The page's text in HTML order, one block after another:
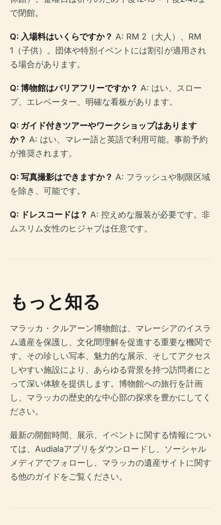
で閉館。
Q: 入場料はいくらですか？ A: RM 2（大人）、RM
1（子供）。団体や特別イベントには割引が適用され
る場合があります。
Q: 博物館はバリアフリーですか？ A: はい、スロー
プ、エレベーター、明確な看板があります。
Q: ガイド付きツアーやワークショップはあります
か？ A: はい、マレー語と英語で利用可能。事前予約
が推奨されます。
Q: 写真撮影はできますか？ A: フラッシュや制限区域
を除き、可能です。
Q: ドレスコードは？ A: 控えめな服装が必要です。非
ムスリム女性のヒジャブは任意です。
もっと知る
マラッカ・クルアーン博物館は、マレーシアのイスラ
ム遺産を保護し、文化間理解を促進する重要な機関で
す。その珍しい写本、魅力的な展示、そしてアクセス
しやすい施設により、あらゆる背景を持つ訪問者にと
って深い体験を提供します。博物館への旅行を計画
し、マラッカの歴史的な中心部の探求を豊かにしてく
ださい。
最新の開館時間、展示、イベントに関する情報につい
ては、Audialaアプリをダウンロードし、ソーシャル
メディアでフォローし、マラッカの遺産サイトに関す
る他のガイドをご覧ください。